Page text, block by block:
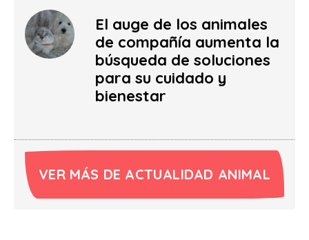
El auge de los animales
de compañía aumenta la
búsqueda de soluciones
para su cuidado y
bienestar
VER MÁS DE ACTUALIDAD ANIMAL